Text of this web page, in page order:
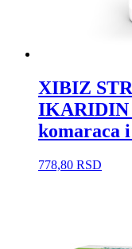
XIBIZ
IKARIDIN
komaraca
778,80 RSD